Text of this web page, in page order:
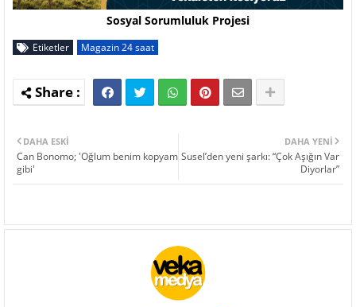
Sosyal Sorumluluk Projesi
Etiketler Magazin 24 saat
DAHA YENI
Susel’den yeni şarkı: “Çok Aşığın Var
Diyorlar”
DAHA ESKI
Can Bonomo; 'Oğlum benim kopyam
gibi'